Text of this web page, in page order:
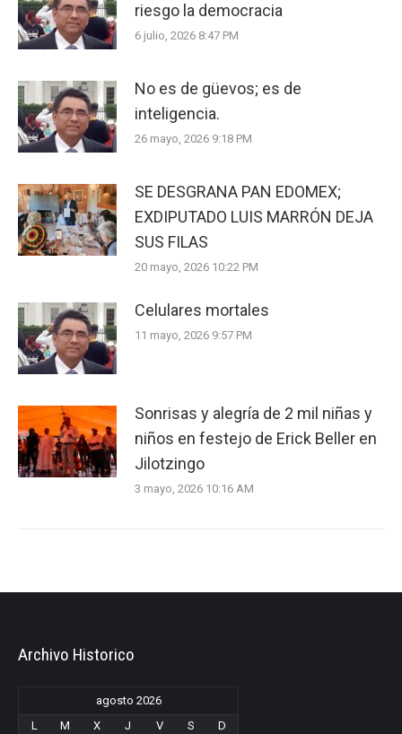
riesgo la democracia
6 julio, 2026 8:47 PM
No es de güevos; es de
inteligencia.
26 mayo, 2026 9:18 PM
SE DESGRANA PAN EDOMEX;
EXDIPUTADO LUIS MARRÓN DEJA
SUS FILAS
20 mayo, 2026 10:22 PM
Celulares mortales
11 mayo, 2026 9:57 PM
Sonrisas y alegría de 2 mil niñas y
niños en festejo de Erick Beller en
Jilotzingo
3 mayo, 2026 10:16 AM
Archivo Historico
agosto 2026
L
M X J V S
D